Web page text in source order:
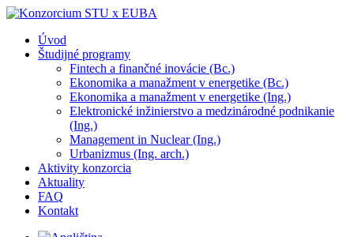
Úvod
Študijné programy
Fintech a finančné inovácie (Bc.)
Ekonomika a manažment v energetike (Bc.)
Ekonomika a manažment v energetike (Ing.)
Elektronické inžinierstvo a medzinárodné podnikanie
(Ing.)
Management in Nuclear (Ing.)
Urbanizmus (Ing. arch.)
Aktivity konzorcia
Aktuality
FAQ
Kontakt